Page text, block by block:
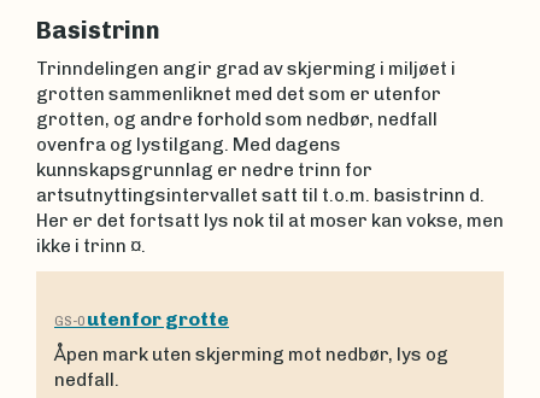
Basistrinn
Trinndelingen angir grad av skjerming i miljøet i
grotten sammenliknet med det som er utenfor
grotten, og andre forhold som nedbør, nedfall
ovenfra og lystilgang. Med dagens
kunnskapsgrunnlag er nedre trinn for
artsutnyttingsintervallet satt til t.o.m. basistrinn d.
Her er det fortsatt lys nok til at moser kan vokse, men
ikke i trinn ¤.
GS-0 utenfor grotte
Åpen mark uten skjerming mot nedbør, lys og
nedfall.